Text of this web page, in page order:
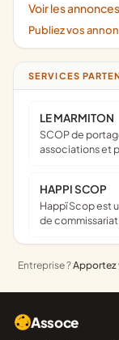
Voir les
Publiez vos
SERVICES
LE MARMITON
SCOP de portage de repas : 26 salariés au service des
associations et
HAPPI SCOP
Happï Scop est une coopérative d’expertise comptable &
de
Entreprise ?Apportez
Assoce